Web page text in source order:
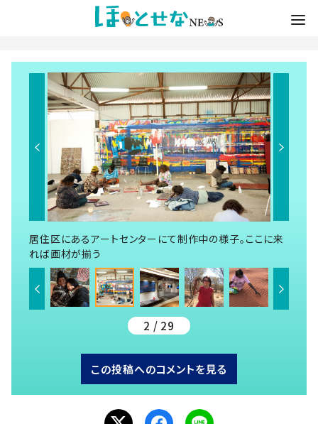
居住区にあるアートセンターにて制作中の様子。ここに来
れば画材が揃う
2 / 29
この投稿へのコメントを見る